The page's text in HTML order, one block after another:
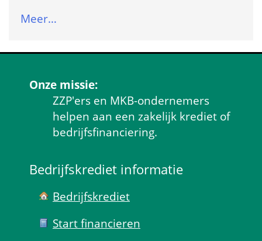
Meer…
Onze missie:
ZZP'ers en MKB-ondernemers
helpen aan een zakelijk krediet of
bedrijfsfinanciering.
Bedrijfskrediet informatie
Bedrijfskrediet
Start financieren